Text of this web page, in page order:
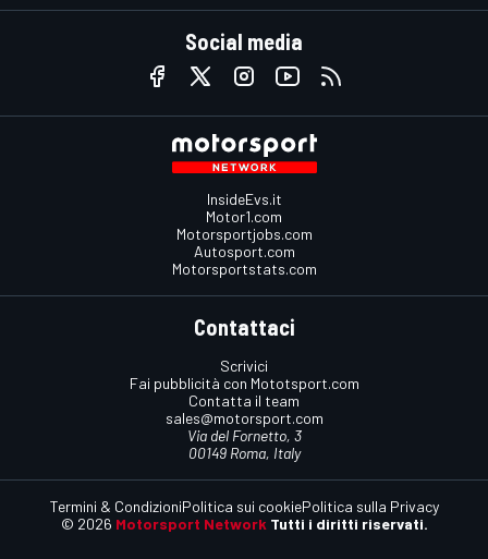
Social media
InsideEvs.it
Motor1.com
Motorsportjobs.com
Autosport.com
Motorsportstats.com
Contattaci
Scrivici
Fai pubblicità con Mototsport.com
Contatta il team
sales@motorsport.com
Via del Fornetto, 3
00149 Roma, Italy
© 2026 Motorsport Network Tutti i diritti riservati.
Termini & CondizioniPolitica sui cookiePolitica sulla Privacy